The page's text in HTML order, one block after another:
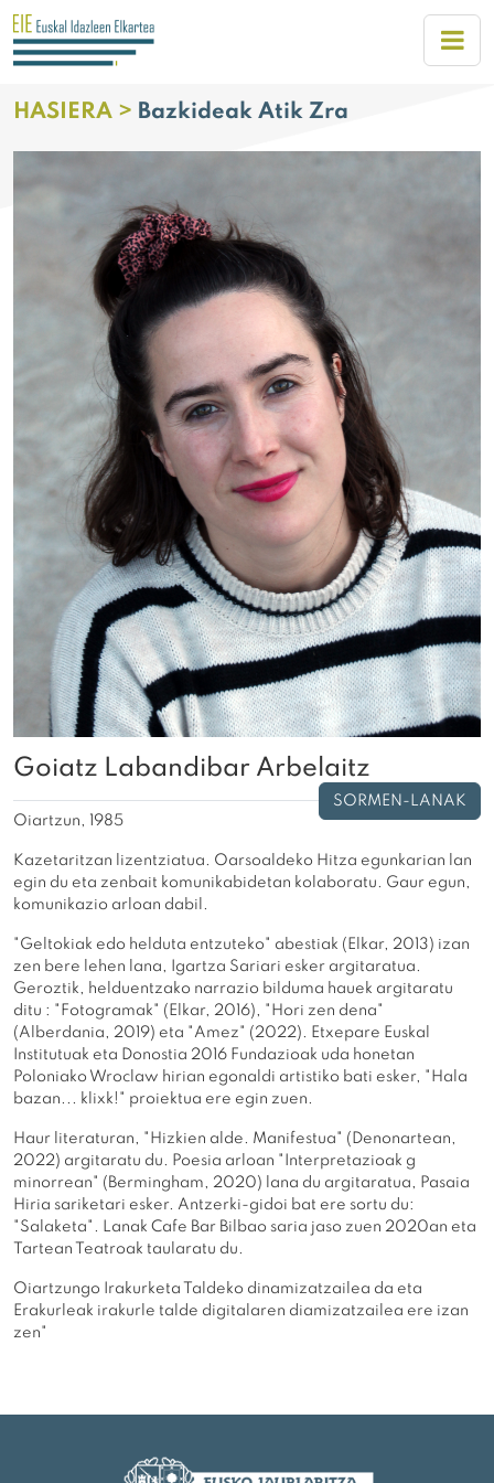
HASIERA > Bazkideak Atik Zra
Goiatz Labandibar Arbelaitz
SORMEN-LANAK
Oiartzun, 1985
Kazetaritzan lizentziatua. Oarsoaldeko Hitza egunkarian lan
egin du eta zenbait komunikabidetan kolaboratu. Gaur egun,
komunikazio arloan dabil.
"Geltokiak edo helduta entzuteko" abestiak (Elkar, 2013) izan
zen bere lehen lana, Igartza Sariari esker argitaratua.
Geroztik, helduentzako narrazio bilduma hauek argitaratu
ditu : "Fotogramak" (Elkar, 2016), "Hori zen dena"
(Alberdania, 2019) eta "Amez" (2022). Etxepare Euskal
Institutuak eta Donostia 2016 Fundazioak uda honetan
Poloniako Wroclaw hirian egonaldi artistiko bati esker, "Hala
bazan... klixk!" proiektua ere egin zuen.
Haur literaturan, "Hizkien alde. Manifestua" (Denonartean,
2022) argitaratu du. Poesia arloan "Interpretazioak g
minorrean" (Bermingham, 2020) lana du argitaratua, Pasaia
Hiria sariketari esker. Antzerki-gidoi bat ere sortu du:
"Salaketa". Lanak Cafe Bar Bilbao saria jaso zuen 2020an eta
Tartean Teatroak taularatu du.
Oiartzungo Irakurketa Taldeko dinamizatzailea da eta
Erakurleak irakurle talde digitalaren diamizatzailea ere izan
zen"